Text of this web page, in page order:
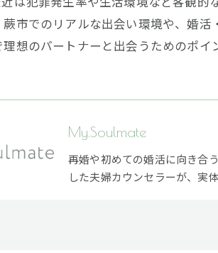
市でのリアルな出会い環境や、婚
想のパートナーと出会うためのポイ
My.Soulmate
再婚や初めての婚活に向き合
した夫婦カウンセラーが、実